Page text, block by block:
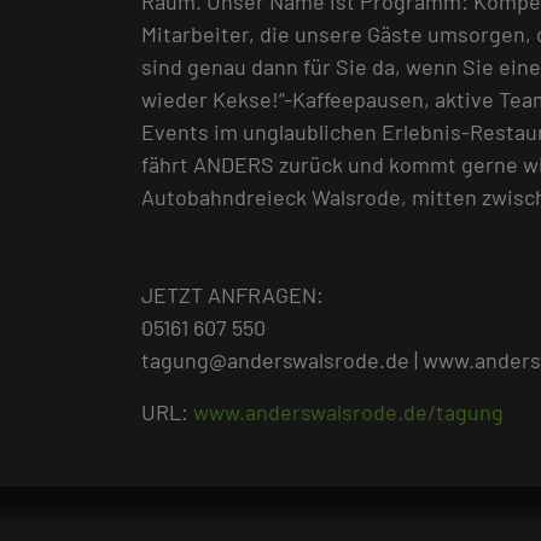
Mitarbeiter, die unsere Gäste umsorgen,
sind genau dann für Sie da, wenn Sie
wieder Kekse!“-Kaffeepausen, aktive
Events im unglaublichen Erlebnis-
fährt ANDERS zurück und kommt gerne
Autobahndreieck Walsrode, mitten
JETZT ANFRAGEN:
05161 607 550
tagung@anderswalsrode.de |
URL: www.anderswalsrode.de/tagung